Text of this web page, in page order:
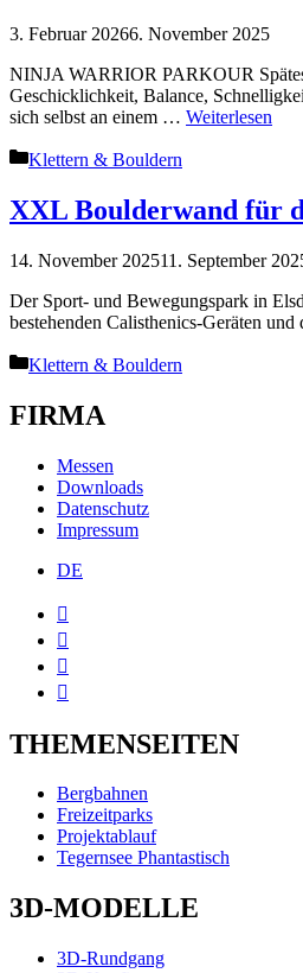
3. Februar 20266. November 2025
NINJA WARRIOR PARKOUR
Geschicklichkeit, Balance,
sich selbst an einem … Weiterlesen
Kategorien
Klettern & Bouldern
XXL Boulderwand für
14. November 202511. September
Der Sport- und Bewegungspark in
bestehenden Calisthenics-Geräten
Kategorien
Klettern & Bouldern
FIRMA
Messen
Downloads
Datenschutz
Impressum
DE




THEMENSEITEN
Bergbahnen
Freizeitparks
Projektablauf
Tegernsee Phantastisch
3D-MODELLE
3D-Rundgang